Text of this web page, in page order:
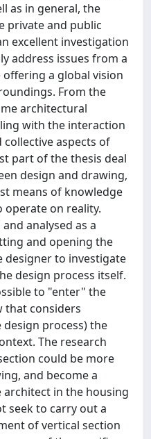
as in general, the
private and public
excellent investigation
address issues from a
a global vision
From the
architectural
with the interaction
aspects of
part of the thesis deal
design and drawing,
means of knowledge
operate on reality.
analysed as a
and opening the
designer to investigate
design process itself.
to "enter" the
that considers
process) the
The research
could be more
and become a
in the housing
seek to carry out a
of vertical section